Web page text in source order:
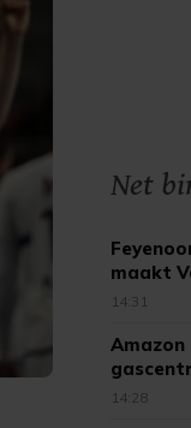
Net
maakt
14:31
14:28